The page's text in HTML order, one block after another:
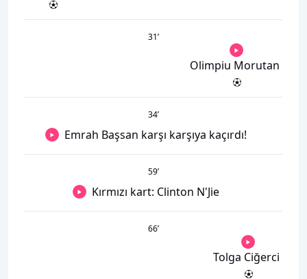
31’
Olimpiu Morutan
34’
Emrah Başsan karşı karşıya kaçırdı!
59’
Kırmızı kart: Clinton N'Jie
66’
Tolga Ciğerci